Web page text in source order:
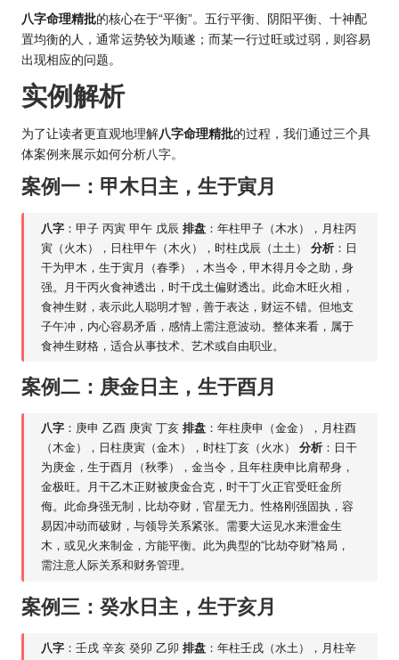
八字命理精批的核心在于“平衡”。五行平衡、阴阳平衡、十神配
置均衡的人，通常运势较为顺遂；而某一行过旺或过弱，则容易
出现相应的问题。
实例解析
为了让读者更直观地理解八字命理精批的过程，我们通过三个具
体案例来展示如何分析八字。
案例一：甲木日主，生于寅月
八字 ：甲子 丙寅 甲午 戊辰排盘 ：年柱甲子（木水），月柱丙
寅（火木），日柱甲午（木火），时柱戊辰（土土）分析 ：日
干为甲木，生于寅月（春季），木当令，甲木得月令之助，身
强。月干丙火食神透出，时干戊土偏财透出。此命木旺火相，
食神生财，表示此人聪明才智，善于表达，财运不错。但地支
子午冲，内心容易矛盾，感情上需注意波动。整体来看，属于
食神生财格，适合从事技术、艺术或自由职业。
案例二：庚金日主，生于酉月
八字 ：庚申 乙酉 庚寅 丁亥排盘 ：年柱庚申（金金），月柱酉
（木金），日柱庚寅（金木），时柱丁亥（火水）分析 ：日干
为庚金，生于酉月（秋季），金当令，且年柱庚申比肩帮身，
金极旺。月干乙木正财被庚金合克，时干丁火正官受旺金所
侮。此命身强无制，比劫夺财，官星无力。性格刚强固执，容
易因冲动而破财，与领导关系紧张。需要大运见水来泄金生
木，或见火来制金，方能平衡。此为典型的“比劫夺财”格局，
需注意人际关系和财务管理。
案例三：癸水日主，生于亥月
八字 ：壬戌 辛亥 癸卯 乙卯排盘 ：年柱壬戌（水土），月柱辛